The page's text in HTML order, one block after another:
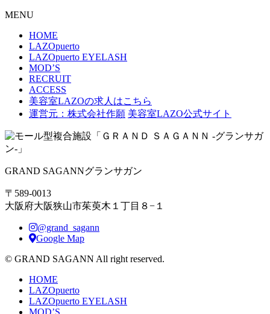
MENU
HOME
LAZOpuerto
LAZOpuerto EYELASH
MOD’S
RECRUIT
ACCESS
美容室LAZOの求人はこちら
運営元：株式会社作願 美容室LAZO公式サイト
GRAND SAGANNグランサガン
〒589-0013
大阪府大阪狭山市茱萸木１丁目８−１
@grand_sagann
Google Map
© GRAND SAGANN All right reserved.
HOME
LAZOpuerto
LAZOpuerto EYELASH
MOD’S